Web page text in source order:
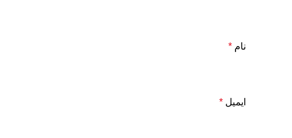
نام *
ایمیل *